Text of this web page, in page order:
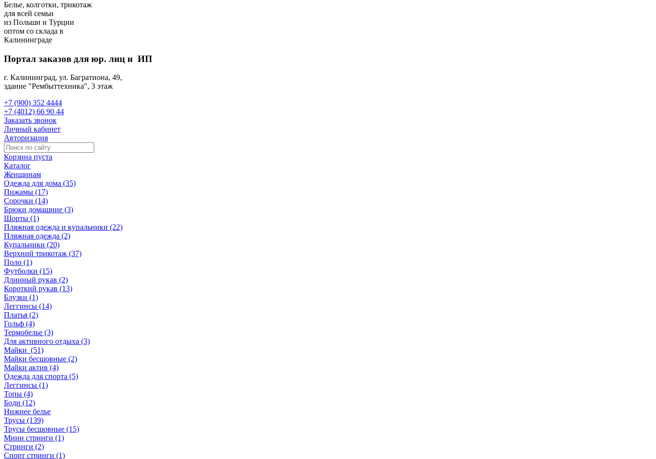
Белье, колготки, трикотаж
для всей семьи
из Польши и Турции
оптом со склада в
Калининграде
Портал заказов для юр. лиц и ИП
г. Калининград, ул. Багратиона, 49,
здание "Рембыттехника", 3 этаж
+7 (900) 352 4444
+7 (4012) 66 90 44
Заказать звонок
Личный кабинет
Авторизация
Корзина пуста
Каталог
Женщинам
Одежда для дома (35)
Пижамы (17)
Сорочки (14)
Брюки домашние (3)
Шорты (1)
Пляжная одежда и купальники (22)
Пляжная одежда (2)
Купальники (20)
Верхний трикотаж (37)
Поло (1)
Футболки (15)
Длинный рукав (2)
Короткий рукав (13)
Блузки (1)
Леггинсы (14)
Платья (2)
Гольф (4)
Термобелье (3)
Для активного отдыха (3)
Майки (51)
Майки бесшовные (2)
Майки актив (4)
Одежда для спорта (5)
Леггинсы (1)
Топы (4)
Боди (12)
Нижнее белье
Трусы (139)
Трусы бесшовные (15)
Мини стринги (1)
Стринги (2)
Спорт стринги (1)